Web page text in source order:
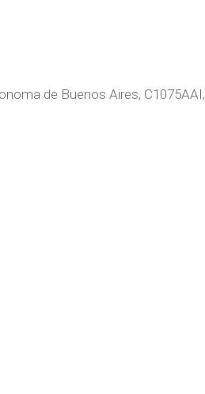
de Buenos Aires, C1075AAI,